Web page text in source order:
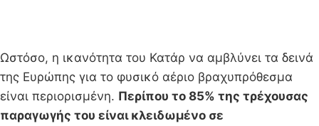
Ωστόσο, η ικανότητα του Κατάρ να αμβλύνει τα δεινά
της Ευρώπης για το φυσικό αέριο βραχυπρόθεσμα
είναι περιορισμένη. Περίπου το 85% της τρέχουσας
παραγωγής του είναι κλειδωμένο σε